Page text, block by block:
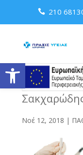
Ανοίξτε τη γραμμή εργαλείων
210
Νοέ 12, 2018 |